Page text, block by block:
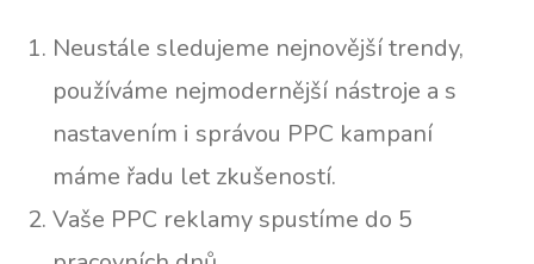
Neustále sledujeme nejnovější trendy,
používáme nejmodernější nástroje a s
nastavením i správou PPC kampaní
máme řadu let zkušeností.
Vaše PPC reklamy spustíme do 5